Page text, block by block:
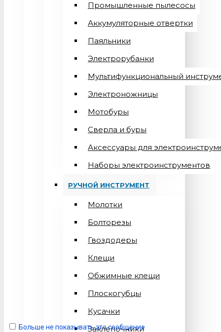
Промышленные пылесосы
Аккумуляторные отвертки
Паяльники
Электрорубанки
Мультифункциональный
Электроножницы
Мотобуры
Сверла и буры
Аксессуары для
Наборы электроинструментов
РУЧНОЙ ИНСТРУМЕНТ
Молотки
Болторезы
Гвоздодеры
Клещи
Обжимные клещи
Плоскогубцы
Кусачки
Заклепочники
Больше не показывать это сообщение